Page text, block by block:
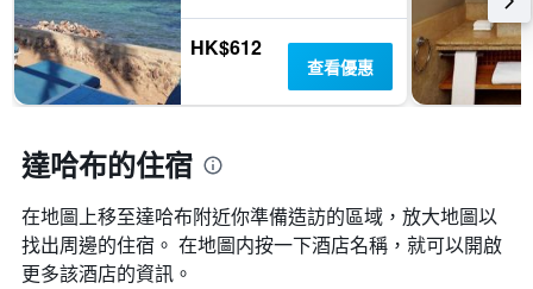
HK$612
查看優惠
達哈布的住宿
在地圖上移至達哈布​​附近你準備造訪的區域，放大地圖以
找出周邊的住宿。 在地圖内按一下酒店名稱，就可以開啟
更多該酒店的資訊。